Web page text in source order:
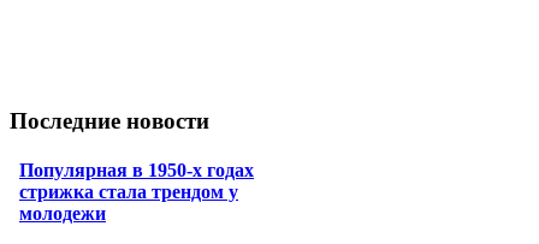
Последние новости
Популярная в 1950-х годах
стрижка стала трендом у
молодежи